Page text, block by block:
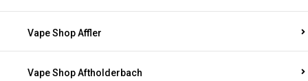
Vape Shop Affler
Vape Shop Aftholderbach